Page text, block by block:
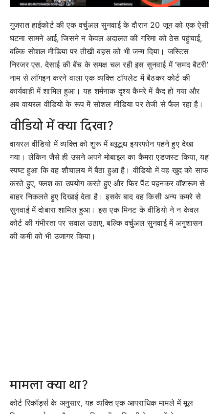
गुजरात हाईकोर्ट की एक वर्चुअल सुनवाई के दौरान 20 जून को एक ऐसी
घटना सामने आई, जिसने न केवल अदालत की गरिमा को ठेस पहुंचाई,
बल्कि सोशल मीडिया पर तीखी बहस को भी जन्म दिया। जस्टिस
निरजर एस. देसाई की बेंच के समक्ष चल रही इस सुनवाई में ‘समद बैटरी’
नाम से लॉगइन करने वाला एक व्यक्ति टॉयलेट में बैठकर कोर्ट की
कार्यवाही में शामिल हुआ। यह शर्मनाक दृश्य कैमरे में कैद हो गया और
अब वायरल वीडियो के रूप में सोशल मीडिया पर तेजी से फैल रहा है।
वीडियो में क्या दिखा?
वायरल वीडियो में व्यक्ति को शुरू में ब्लूटूथ इयरफोन पहने हुए देखा
गया। लेकिन जैसे ही उसने अपने मोबाइल का कैमरा एडजस्ट किया, यह
स्पष्ट हुआ कि वह शौचालय में बैठा हुआ है। वीडियो में वह खुद को साफ
करते हुए, फ्लश का उपयोग करते हुए और फिर पैंट पहनकर वॉशरूम से
बाहर निकलते हुए दिखाई देता है। इसके बाद वह किसी अन्य कमरे से
सुनवाई में दोबारा शामिल हुआ। इस एक मिनट के वीडियो ने न केवल
कोर्ट की गंभीरता पर सवाल उठाए, बल्कि वर्चुअल सुनवाई में अनुशासन
की कमी को भी उजागर किया।
मामला क्या था?
कोर्ट रिकॉर्ड्स के अनुसार, यह व्यक्ति एक आपराधिक मामले में मूल